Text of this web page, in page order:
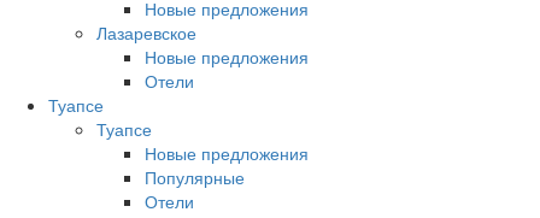
Новые предложения
Лазаревское
Новые предложения
Отели
Туапсе
Туапсе
Новые предложения
Популярные
Отели